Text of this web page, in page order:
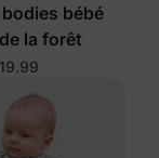
bébé
la forêt